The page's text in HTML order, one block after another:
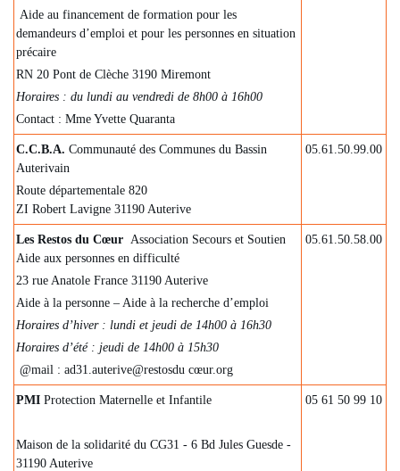
Aide au financement de formation pour les
demandeurs d’emploi et pour les personnes en situation
précaire
RN 20 Pont de Clèche 3190 Miremont
Horaires : du lundi au vendredi de 8h00 à 16h00
Contact : Mme Yvette Quaranta
C.C.B.A. Communauté des Communes du Bassin
Auterivain
Route départementale 820
ZI Robert Lavigne 31190 Auterive
05.61.50.99.00
Les Restos du Cœur Association Secours et Soutien
Aide aux personnes en difficulté
23 rue Anatole France 31190 Auterive
Aide à la personne – Aide à la recherche d’emploi
Horaires d’hiver : lundi et jeudi de 14h00 à 16h30
Horaires d’été : jeudi de 14h00 à 15h30
@mail : ad31.auterive@restosdu cœur.org
05.61.50.58.00
PMI Protection Maternelle et Infantile
Maison de la solidarité du CG31 - 6 Bd Jules Guesde -
31190 Auterive
05 61 50 99 10